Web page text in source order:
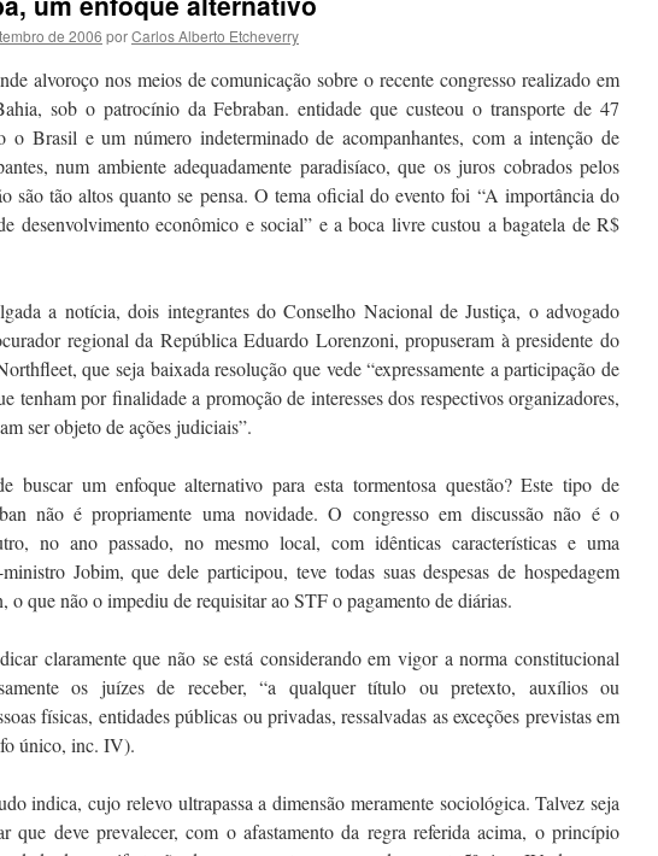
de 2006 porCarlos Alberto Etcheverry
alvoroço nos meios de comunicação sobre o recente congresso realizado em
sob o patrocínio da Febraban. entidade que custeou o transporte de 47
o Brasil e um número indeterminado de acompanhantes, com a intenção de
num ambiente adequadamente paradisíaco, que os juros cobrados pelos
são tão altos quanto se pensa. O tema oficial do evento foi “A importância do
desenvolvimento econômico e social” e a boca livre custou a bagatela de R$
a notícia, dois integrantes do Conselho Nacional de Justiça, o advogado
regional da República Eduardo Lorenzoni, propuseram à presidente do
que seja baixada resolução que vede “expressamente a participação de
tenham por finalidade a promoção de interesses dos respectivos organizadores,
ser objeto de ações judiciais”.
buscar um enfoque alternativo para esta tormentosa questão? Este tipo de
não é propriamente uma novidade. O congresso em discussão não é o
no ano passado, no mesmo local, com idênticas características e uma
Jobim, que dele participou, teve todas suas despesas de hospedagem
o que não o impediu de requisitar ao STF o pagamento de diárias.
claramente que não se está considerando em vigor a norma constitucional
os juízes de receber, “a qualquer título ou pretexto, auxílios ou
físicas, entidades públicas ou privadas, ressalvadas as exceções previstas em
único, inc. IV).
indica, cujo relevo ultrapassa a dimensão meramente sociológica. Talvez seja
que deve prevalecer, com o afastamento da regra referida acima, o princípio